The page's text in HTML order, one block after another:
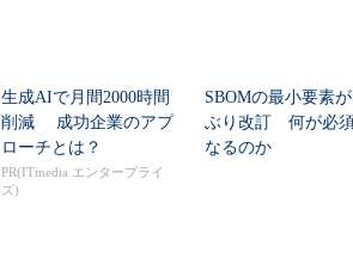
生成AIで月間2000時間
削減 成功企業のアプ
ローチとは？
PR(ITmedia エンタープライ
ズ)
SBOMの最小要素
ぶり改訂 何が必
なるのか